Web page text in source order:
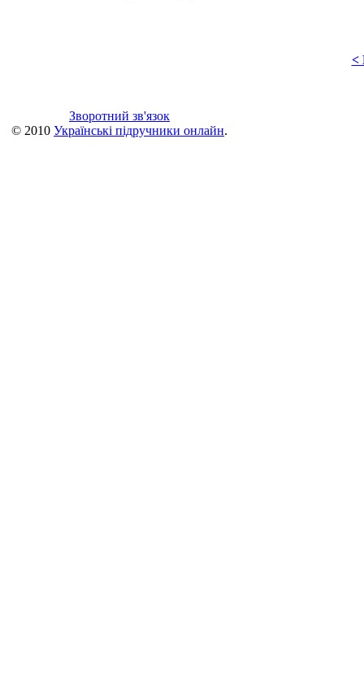
<
Зворотний зв'язок
© 2010 Українські підручники онлайн.